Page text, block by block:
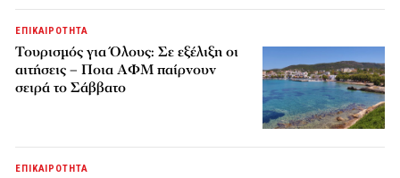
ΕΠΙΚΑΙΡΟΤΗΤΑ
Τουρισμός για Όλους: Σε εξέλιξη οι
αιτήσεις – Ποια ΑΦΜ παίρνουν
σειρά το Σάββατο
ΕΠΙΚΑΙΡΟΤΗΤΑ